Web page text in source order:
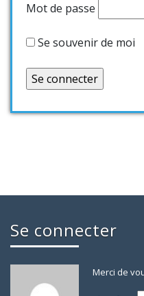
Mot de passe
Se souvenir de moi
Se connecter
Merci de